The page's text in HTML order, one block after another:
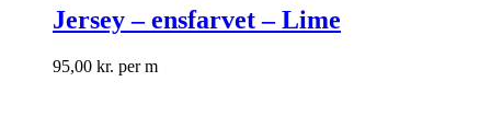
Jersey – ensfarvet – Lime
95,00 kr. per m